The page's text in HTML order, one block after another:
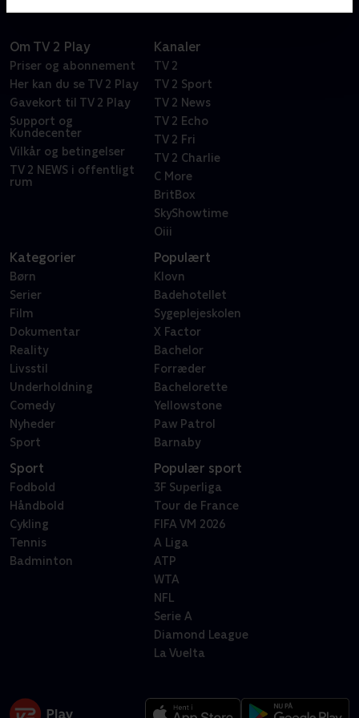
Om TV 2 Play
Priser og abonnement
Her kan du se TV 2 Play
Gavekort til TV 2 Play
Support og
Kundecenter
Vilkår og betingelser
TV 2 NEWS i offentligt
rum
Kanaler
TV 2
TV 2 Sport
TV 2 News
TV 2 Echo
TV 2 Fri
TV 2 Charlie
C More
BritBox
SkyShowtime
Oiii
Kategorier
Børn
Serier
Film
Dokumentar
Reality
Livsstil
Underholdning
Comedy
Nyheder
Sport
Populært
Klovn
Badehotellet
Sygeplejeskolen
X Factor
Bachelor
Forræder
Bachelorette
Yellowstone
Paw Patrol
Barnaby
Sport
Fodbold
Håndbold
Cykling
Tennis
Badminton
Populær sport
3F Superliga
Tour de France
FIFA VM 2026
A Liga
ATP
WTA
NFL
Serie A
Diamond League
La Vuelta